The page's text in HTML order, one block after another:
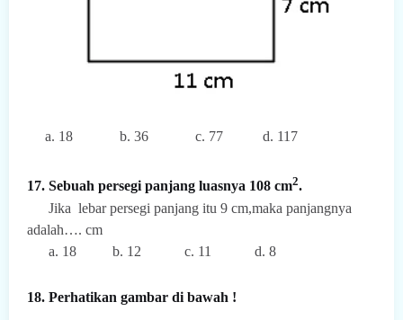
a. 18 b. 36 c. 77 d. 117
17. Sebuah persegi panjang luasnya 108 cm2.
Jika lebar persegi panjang itu 9 cm,maka panjangnya
adalah…. cm
a. 18
b. 12 c. 11 d. 8
18. Perhatikan gambar di bawah !